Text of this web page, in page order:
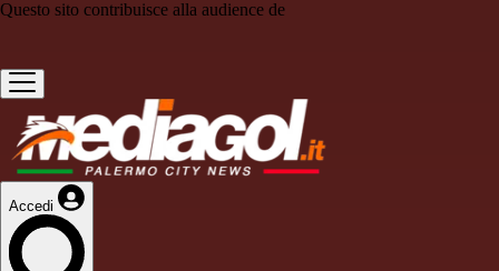
Questo sito contribuisce alla audience de
Accedi